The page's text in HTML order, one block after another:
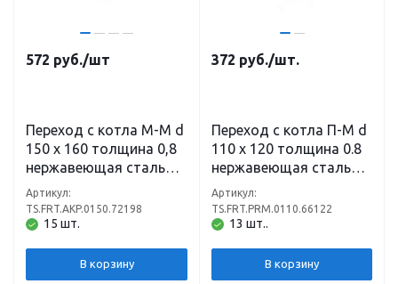
572 руб./шт
Переход с котла М-М d
150 х 160 толщина 0,8
нержавеющая сталь
(430)
15 шт.
Артикул:
TS.FRT.AKP.0150.72198
В корзину
372 руб./шт.
Переход с котла П-М d
110 х 120 толщина 0.8
нержавеющая сталь
(430)
13 шт..
Артикул:
TS.FRT.PRM.0110.66122
В корзину